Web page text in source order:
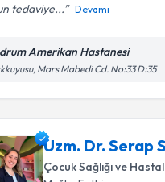
tedaviye...
Devamı
Amerikan Hastanesi
Mars Mabedi Cd. No:33 D:35
Uzm. Dr. Serap
Çocuk Sağlığı ve